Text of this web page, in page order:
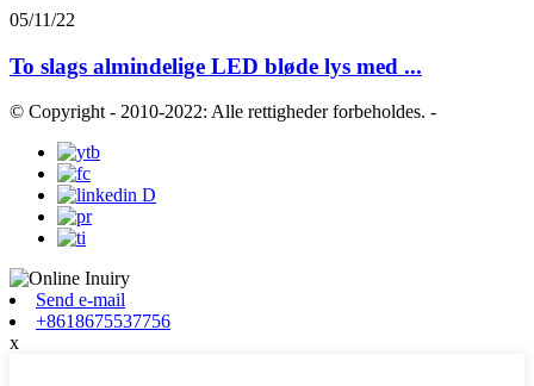
05/11/22
To slags almindelige LED bløde lys med ...
© Copyright - 2010-2022: Alle rettigheder forbeholdes. -
Send e-mail
+8618675537756
x